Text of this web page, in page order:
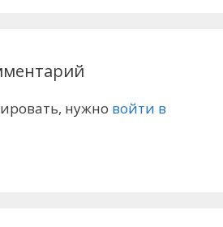
нужно войти в